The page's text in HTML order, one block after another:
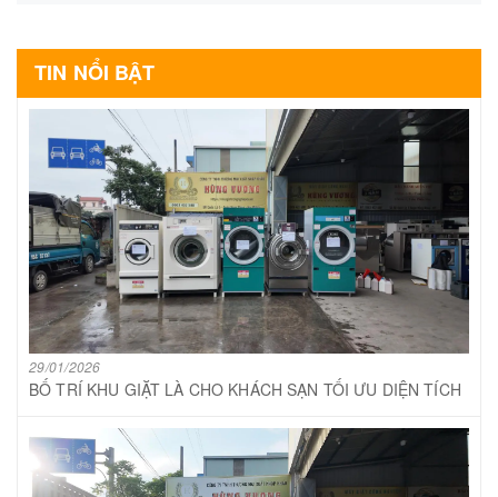
TIN NỔI BẬT
29/01/2026
BỐ TRÍ KHU GIẶT LÀ CHO KHÁCH SẠN TỐI ƯU DIỆN TÍCH